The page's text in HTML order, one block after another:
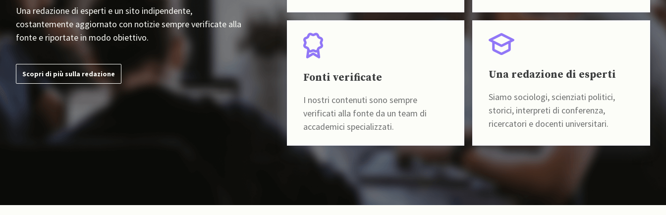
Una redazione di esperti e un sito indipendente,
costantemente aggiornato con notizie sempre verificate alla
fonte e riportate in modo obiettivo.
Scopri di più sulla redazione Fonti verificate
I nostri contenuti sono sempre
verificati alla fonte da un team di
accademici specializzati.
Una redazione di esperti
Siamo sociologi, scienziati politici,
storici, interpreti di conferenza,
ricercatori e docenti universitari.